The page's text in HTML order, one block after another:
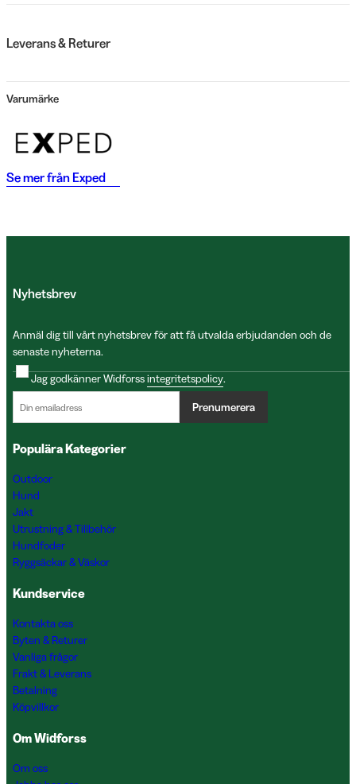
Leverans & Returer
Varumärke
Se mer från Exped
Nyhetsbrev
Anmäl dig till vårt nyhetsbrev för att få utvalda erbjudanden och de
senaste nyheterna.
Jag godkänner Widforssintegritetspolicy.
Prenumerera
Populära Kategorier
Outdoor
Hund
Jakt
Utrustning & Tillbehör
Hundfoder
Ryggsäckar & Väskor
Kundservice
Kontakta oss
Byten & Returer
Vanliga frågor
Frakt & Leverans
Betalning
Köpvillkor
Om Widforss
Om oss